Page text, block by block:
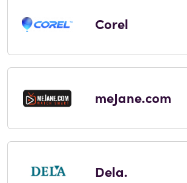
Corel
meJane.com
Dela.